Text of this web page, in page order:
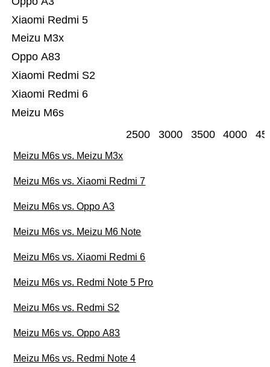
Meizu M6s
Xiaomi Redmi 6
Xiaomi Redmi S2
Oppo A83
Meizu M3x
Xiaomi Redmi 5
2500 3000 3500 4000
Meizu M6s vs. Meizu M3x
Meizu M6s vs. Xiaomi Redmi 7
Meizu M6s vs. Oppo A3
Meizu M6s vs. Meizu M6 Note
Meizu M6s vs. Xiaomi Redmi 6
Meizu M6s vs. Redmi Note 5 Pro
Meizu M6s vs. Redmi S2
Meizu M6s vs. Oppo A83
Meizu M6s vs. Redmi Note 4